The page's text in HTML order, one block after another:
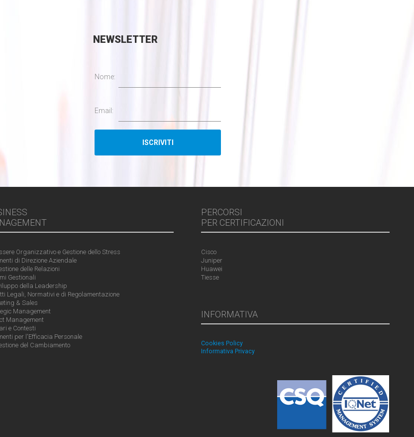
NEWSLETTER
Nome:
Email:
Organizzativo e Gestione dello Stress
di Direzione Aziendale
delle Relazioni
Gestionali
della Leadership
Legali, Normativi e di Regolamentazione
& Sales
Management
Management
e Contesti
per l'Efficacia Personale
del Cambiamento
PERCORSI
PER CERTIFICAZIONI
Cisco
Juniper
Huawei
Tiesse
INFORMATIVA
Cookies Policy
Informativa Privacy